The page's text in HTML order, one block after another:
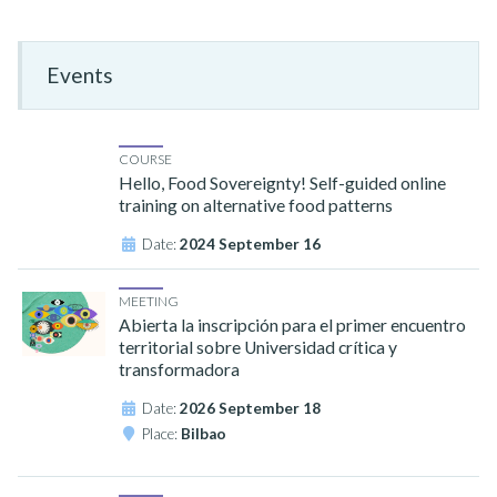
Events
COURSE
Hello, Food Sovereignty! Self-guided online
training on alternative food patterns
Date:2024 September 16
MEETING
Abierta la inscripción para el primer encuentro
territorial sobre Universidad crítica y
transformadora
Date:2026 September 18
Place: Bilbao